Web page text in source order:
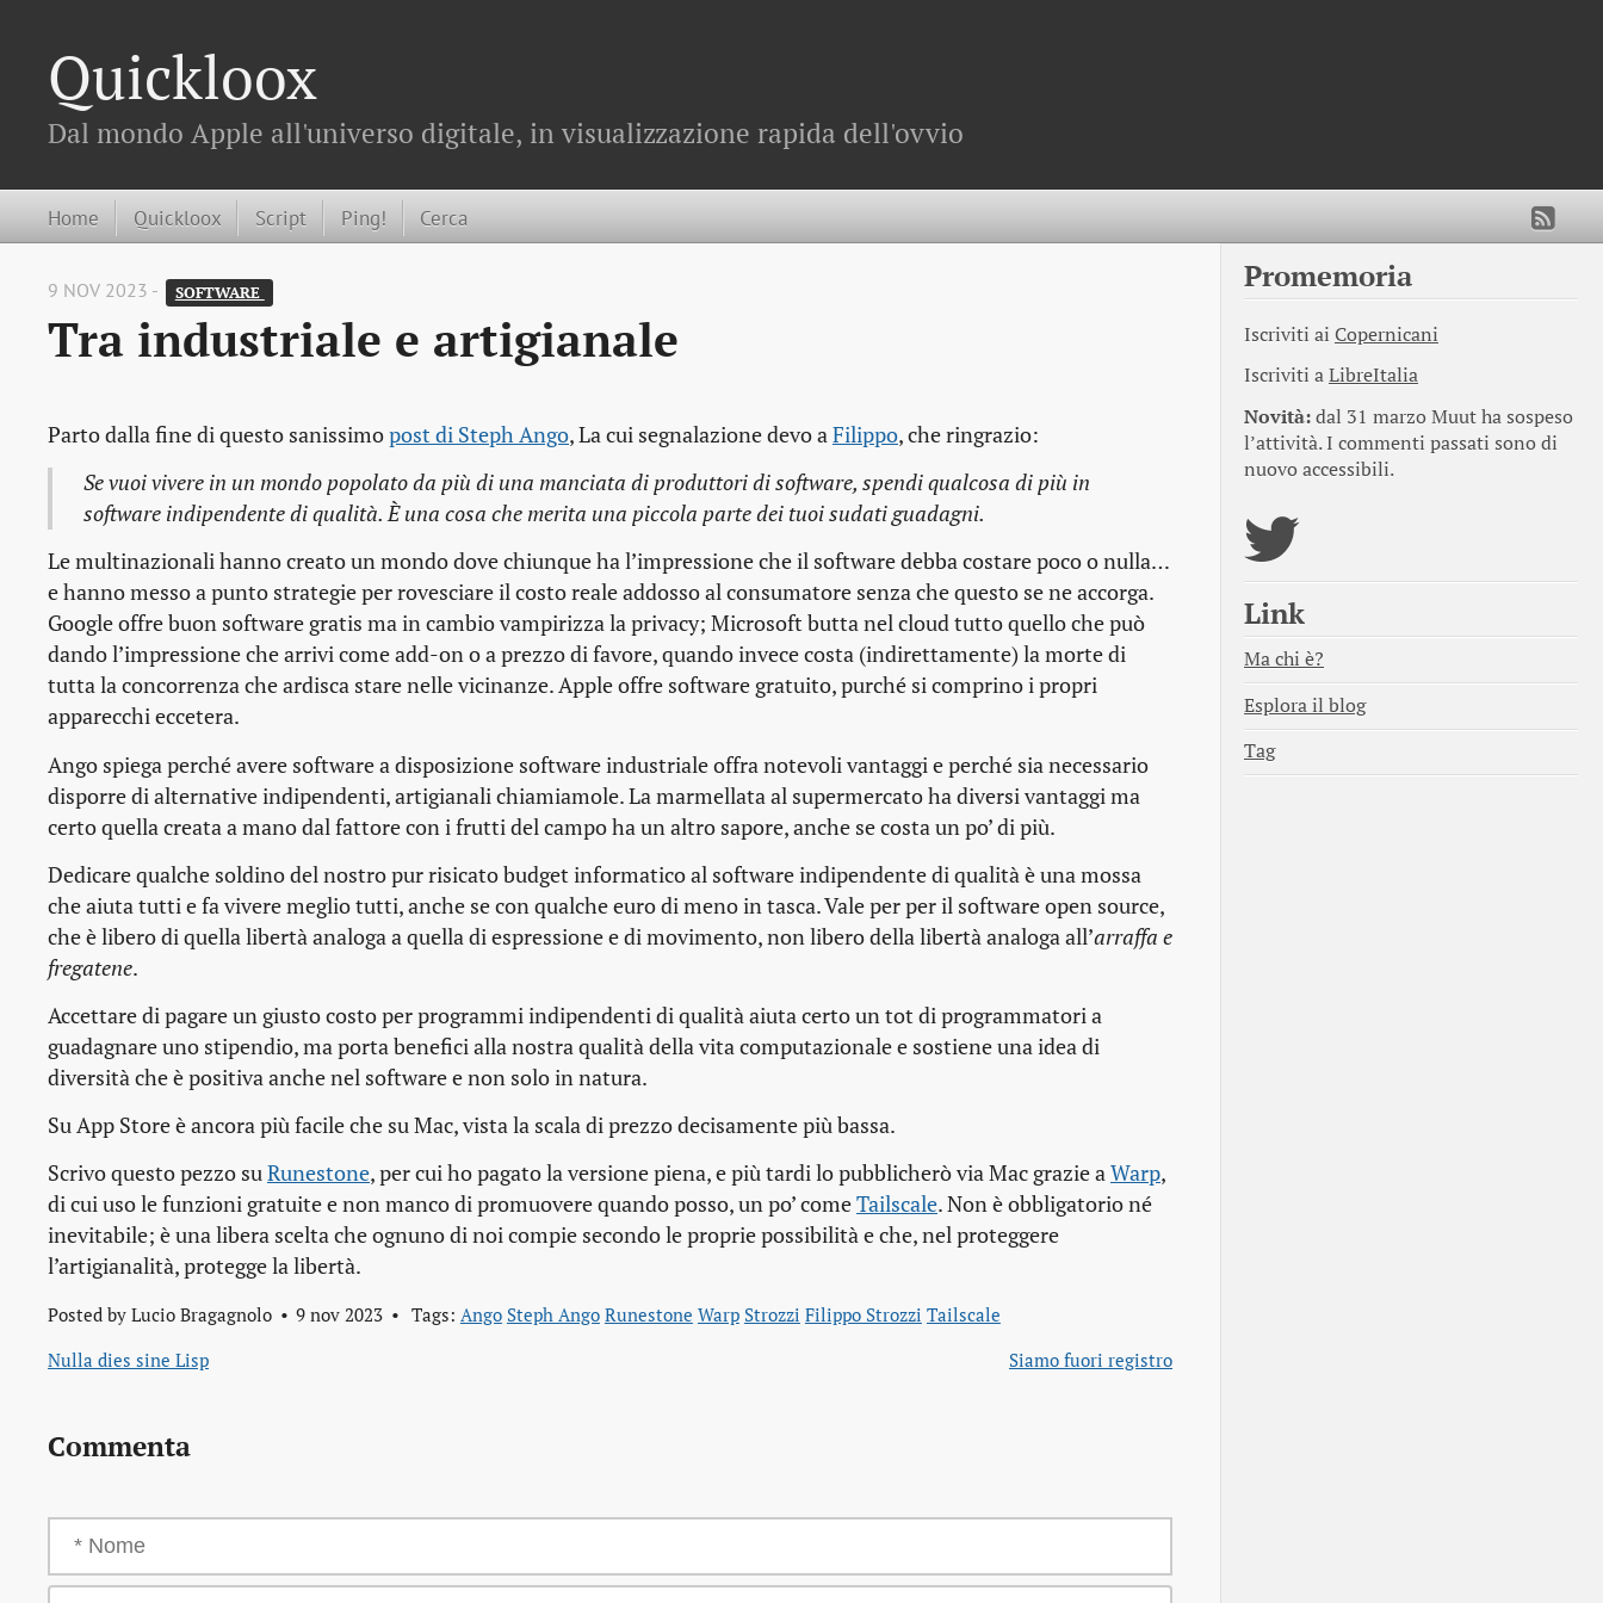
Quickloox
Dal mondo Apple all'universo digitale, in visualizzazione rapida dell'ovvio
Home Quickloox Script Ping! Cerca
9 NOV 2023 - SOFTWARE
Tra industriale e artigianale
Parto dalla fine di questo sanissimopost di Steph Ango, La cui segnalazione devo aFilippo, che ringrazio:
Se vuoi vivere in un mondo popolato da più di una manciata di produttori di software, spendi qualcosa di più in
software indipendente di qualità. È una cosa che merita una piccola parte dei tuoi sudati guadagni.
Le multinazionali hanno creato un mondo dove chiunque ha l’impressione che il software debba costare poco o nulla…
e hanno messo a punto strategie per rovesciare il costo reale addosso al consumatore senza che questo se ne accorga.
Google offre buon software gratis ma in cambio vampirizza la privacy; Microsoft butta nel cloud tutto quello che può
dando l’impressione che arrivi come add-on o a prezzo di favore, quando invece costa (indirettamente) la morte di
tutta la concorrenza che ardisca stare nelle vicinanze. Apple offre software gratuito, purché si comprino i propri
apparecchi eccetera.
Ango spiega perché avere software a disposizione software industriale offra notevoli vantaggi e perché sia necessario
disporre di alternative indipendenti, artigianali chiamiamole. La marmellata al supermercato ha diversi vantaggi ma
certo quella creata a mano dal fattore con i frutti del campo ha un altro sapore, anche se costa un po’ di più.
Dedicare qualche soldino del nostro pur risicato budget informatico al software indipendente di qualità è una mossa
che aiuta tutti e fa vivere meglio tutti, anche se con qualche euro di meno in tasca. Vale per per il software open source,
che è libero di quella libertà analoga a quella di espressione e di movimento, non libero della libertà analoga all’arraffa e
fregatene.
Accettare di pagare un giusto costo per programmi indipendenti di qualità aiuta certo un tot di programmatori a
guadagnare uno stipendio, ma porta benefici alla nostra qualità della vita computazionale e sostiene una idea di
diversità che è positiva anche nel software e non solo in natura.
Su App Store è ancora più facile che su Mac, vista la scala di prezzo decisamente più bassa.
Scrivo questo pezzo suRunestone, per cui ho pagato la versione piena, e più tardi lo pubblicherò via Mac grazie aWarp,
di cui uso le funzioni gratuite e non manco di promuovere quando posso, un po’ comeTailscale. Non è obbligatorio né
inevitabile; è una libera scelta che ognuno di noi compie secondo le proprie possibilità e che, nel proteggere
l’artigianalità, protegge la libertà.
Posted by Lucio Bragagnolo 9 nov 2023 Tags: Ango Steph Ango Runestone Warp Strozzi Filippo Strozzi Tailscale
Nulla dies sine Lisp
Siamo fuori registro
Commenta
Promemoria
Iscriviti ai Copernicani
Iscriviti aLibreItalia
Novità:dal 31 marzo Muut ha sospeso
l’attività. I commenti passati sono di
nuovo accessibili.
Link
Ma chi è?
Esplora il blog
Tag